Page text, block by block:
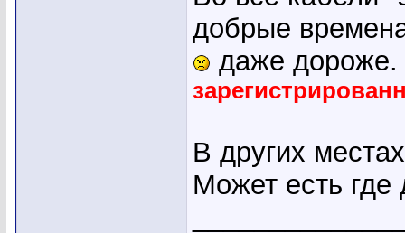
добрые
даже дороже.
В других
Может есть